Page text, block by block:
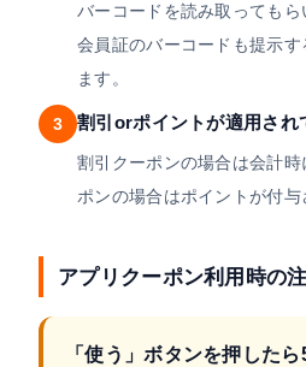
バーコードを読み取っても
会員証のバーコードも提示
ます。
3 割引orポイントが適用され
割引クーポンの場合は会計
ポンの場合はポイントが付与
アプリクーポン利用時の
「使う」ボタンを押した